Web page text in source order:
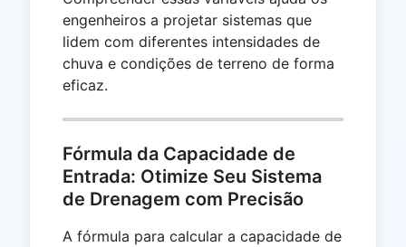
engenheiros a projetar sistemas que
lidem com diferentes intensidades de
chuva e condições de terreno de forma
eficaz.
Fórmula da Capacidade de
Entrada: Otimize Seu Sistema
de Drenagem com Precisão
A fórmula para calcular a capacidade de